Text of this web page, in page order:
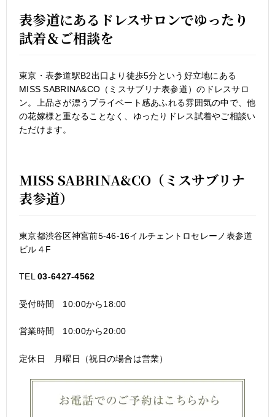
表参道にあるドレスサロンでゆったり
試着＆ご相談を
東京・表参道駅B2出口より徒歩5分という好立地にある
MISS SABRINA&CO（ミスサブリナ表参道）のドレスサロ
ン。上品さが漂うプライベート感あふれる雰囲気の中で、他
の花嫁様と重なることなく、ゆったりドレス試着やご相談い
ただけます。
MISS SABRINA&CO（ミスサブリナ
表参道）
東京都渋谷区神宮前5-46-16イルチェントロセレーノ表参道
ビル４F
TEL03-6427-4562
受付時間 10:00から18:00
営業時間 10:00から20:00
定休日 月曜日（祝日の場合は営業）